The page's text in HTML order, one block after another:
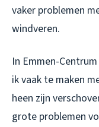
vaker problemen
windveren.
In Emmen-
ik vaak te maken
heen zijn
grote problemen